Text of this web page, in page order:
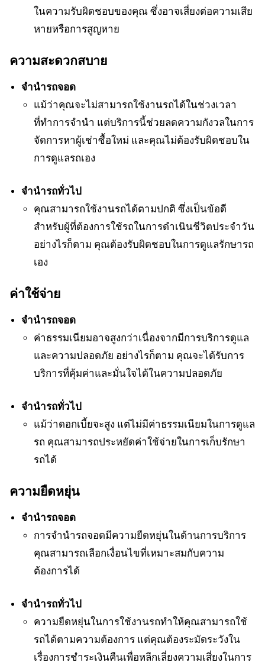
ในความรับผิดชอบของคุณ ซึ่งอาจเสี่ยงต่อความเสีย
หายหรือการสูญหาย
ความสะดวกสบาย
จำนำรถจอด
แม้ว่าคุณจะไม่สามารถใช้งานรถได้ในช่วงเวลา
ที่ทำการจำนำ แต่บริการนี้ช่วยลดความกังวลในการ
จัดการหาผู้เช่าซื้อใหม่ และคุณไม่ต้องรับผิดชอบใน
การดูแลรถเอง
จำนำรถทั่วไป
คุณสามารถใช้งานรถได้ตามปกติ ซึ่งเป็นข้อดี
สำหรับผู้ที่ต้องการใช้รถในการดำเนินชีวิตประจำวัน
อย่างไรก็ตาม คุณต้องรับผิดชอบในการดูแลรักษารถ
เอง
ค่าใช้จ่าย
จำนำรถจอด
ค่าธรรมเนียมอาจสูงกว่าเนื่องจากมีการบริการดูแล
และความปลอดภัย อย่างไรก็ตาม คุณจะได้รับการ
บริการที่คุ้มค่าและมั่นใจได้ในความปลอดภัย
จำนำรถทั่วไป
แม้ว่าดอกเบี้ยจะสูง แต่ไม่มีค่าธรรมเนียมในการดูแล
รถ คุณสามารถประหยัดค่าใช้จ่ายในการเก็บรักษา
รถได้
ความยืดหยุ่น
จำนำรถจอด
การจำนำรถจอดมีความยืดหยุ่นในด้านการบริการ
คุณสามารถเลือกเงื่อนไขที่เหมาะสมกับความ
ต้องการได้
จำนำรถทั่วไป
ความยืดหยุ่นในการใช้งานรถทำให้คุณสามารถใช้
รถได้ตามความต้องการ แต่คุณต้องระมัดระวังใน
เรื่องการชำระเงินคืนเพื่อหลีกเลี่ยงความเสี่ยงในการ